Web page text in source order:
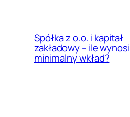
Spółka z o.o. i kapitał
zakładowy – ile wynosi
minimalny wkład?